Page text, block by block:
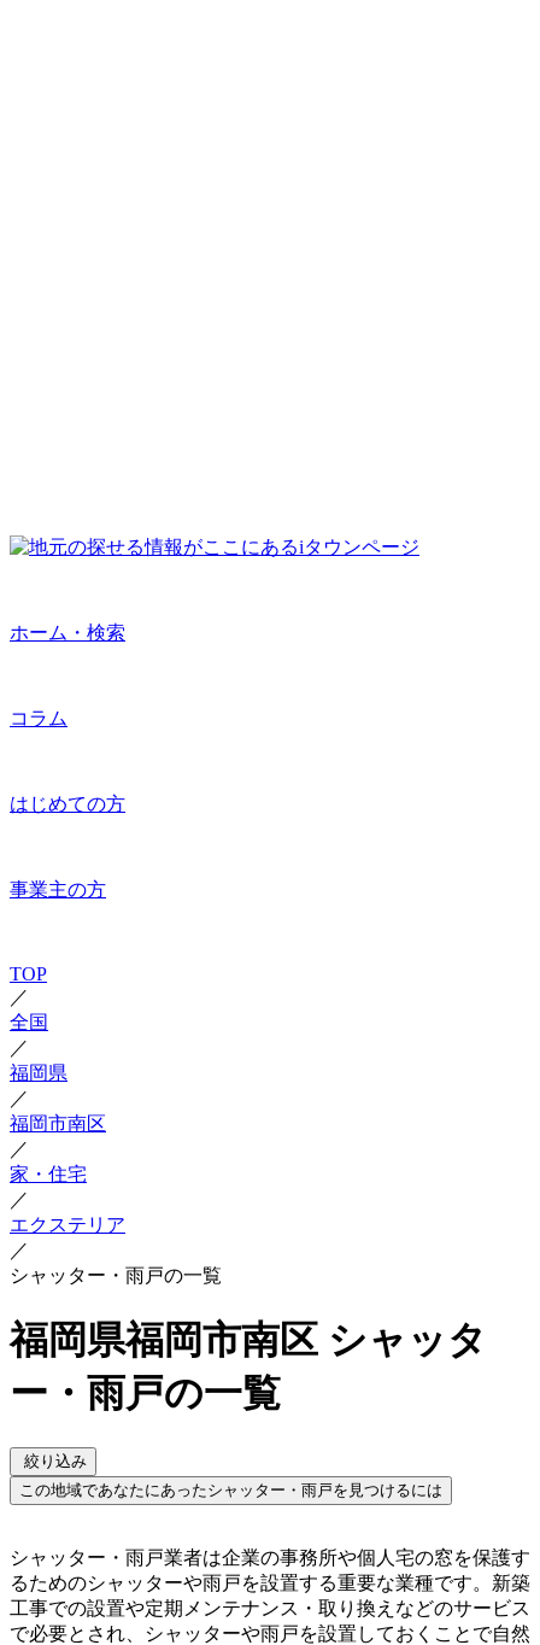
ホーム・検索
コラム
はじめての方
事業主の方
TOP
／
全国
／
福岡県
／
福岡市南区
／
家・住宅
／
エクステリア
／
シャッター・雨戸の一覧
福岡県福岡市南区 シャッタ
ー・雨戸の一覧
絞り込み
この地域であなたにあったシャッター・雨戸を見つけるには
シャッター・雨戸業者は企業の事務所や個人宅の窓を保護す
るためのシャッターや雨戸を設置する重要な業種です。新築
工事での設置や定期メンテナンス・取り換えなどのサービス
で必要とされ、シャッターや雨戸を設置しておくことで自然